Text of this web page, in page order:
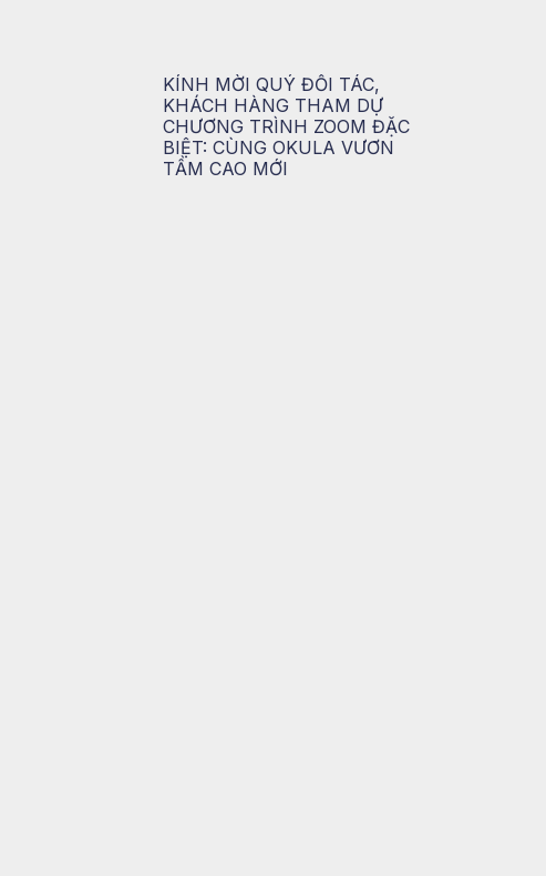
KÍNH MỜI QUÝ ĐỐI TÁC,
KHÁCH HÀNG THAM DỰ
CHƯƠNG TRÌNH ZOOM ĐẶC
BIỆT: CÙNG OKULA VƯƠN
TẦM CAO MỚI